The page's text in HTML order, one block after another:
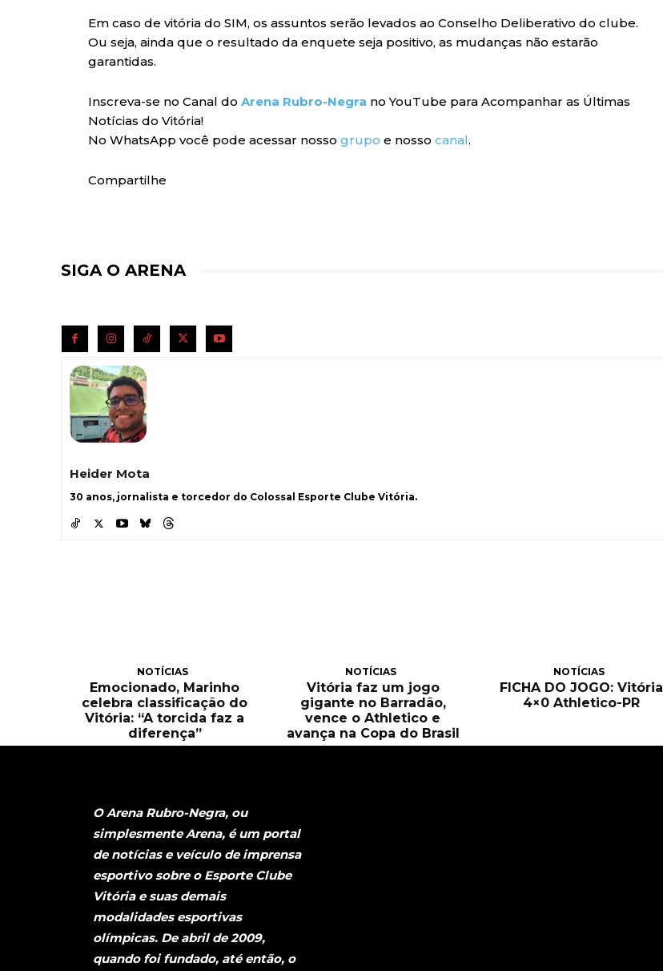
Em caso de vitória do SIM, os assuntos serão levados ao Conselho Deliberativo do clube.
Ou seja, ainda que o resultado da enquete seja positivo, as mudanças não estarão
garantidas.
Inscreva-se no Canal do Arena Rubro-Negra no YouTube para Acompanhar as Últimas
Notícias do Vitória!
No WhatsApp você pode acessar nosso grupo e nosso canal.
Compartilhe
SIGA O ARENA
Heider Mota
30 anos, jornalista e torcedor do Colossal Esporte Clube Vitória.
NOTÍCIAS
Emocionado, Marinho
celebra classificação do
Vitória: “A torcida faz a
diferença”
NOTÍCIAS
Vitória faz um jogo
gigante no Barradão,
vence o Athletico e
avança na Copa do Brasil
NOTÍCIAS
FICHA DO JOGO: Vitória
4×0 Athletico-PR
O Arena Rubro-Negra, ou
simplesmente Arena, é um portal
de notícias e veículo de imprensa
esportivo sobre o Esporte Clube
Vitória e suas demais
modalidades esportivas
olímpicas. De abril de 2009,
quando foi fundado, até então, o